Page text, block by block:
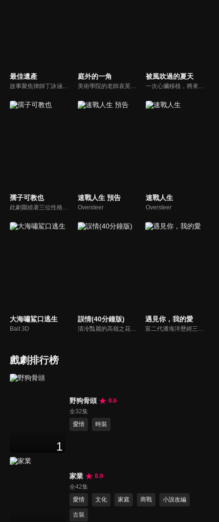
最佳遺產
故事聚焦律師丁詠涵與昔日閨蜜羅恩琪的職場競爭，兩人因過往情感糾葛產生矛盾。為應對競爭壓力，丁詠涵被迫與私家偵探林振斌合作調查多宗遺產案件，從對立逐漸發展為默契搭檔。隨著劇情推進，丁詠涵意外揭開身世之謎，發現林振斌竟是其親生父親，案件調查與血緣真相相互交織。
庭外的一角
美術學院的老師袁英才自殺引發轟動，哥哥袁英傑回國追查真相，發現英才生前人際關係複雜，他的死還涉及了與多名嫌疑人的恩怨情仇。隨著深入調查，英傑揭開了英才隱藏的扭曲性格和畸戀的情結，竟然與自己息息相關，更意想不到的是，他背後還隱藏了神秘藏鏡人極端的報復行動...
被風吹過的夏天
一次心臟移植，將來自重慶的音樂才女夏遠星和新加坡富家公子洛家恆聯繫了起來。洛家恆獲得了夏遠星的奇妙能力和部分記憶，他跟隨心的指引，和同學戴映希一起來到重慶。他結識了夏遠星的兒時玩伴於笑笑和程風銘，四個年輕人，兩對跨國戀人，一顆牽引起所有人的心臟，歡笑和淚水的戀愛之旅就此展開。
孺子可教也
此劇圍繞著三位性格不同的爸爸：巫尚進（張耀棟飾）、陳哲銘（林明倫飾）、劉奕閣（陳邦鋆飾）在各自孩子面臨PSLE考驗之時所面對的重重考驗，同時也探討新加坡教育制度。
速戰人生 預告
Oversteer
速戰人生
Oversteer
大海嘯鯊口逃生
Bait 3D
誤情(40分鐘版)
清冷豔麗的高嶺之花江時淺在遭受霸淩、暴力等一系列事件後，華麗蛻變逆襲歸來，用一場精心策劃強勢開啟自己的復仇之路，最終收穫內心救贖與愛情的故事。
遇見你，我的愛
富二代潘海洋歷經三次失敗婚姻，認為金錢阻礙愛情。唯第一任妻子陸雪怡真心待他。好友伊軒勸他隱藏身份。他在酒吧對芭蕾舞演員韓夢瑤一見鍾情。便化身業務經理與她相戀。熱戀中潘海洋決定娶韓夢瑤，卻在婚前發現韓夢瑤三年前曾是自己公司員工，進而揭開伊軒與韓夢瑤為還債設局圖謀他財產的陰謀...
戲劇排行榜
1
野狗骨頭
8.6
全32集
愛情
時裝
家業
8.9
全42集
愛情
文化 家庭 商戰 小說改編
古裝